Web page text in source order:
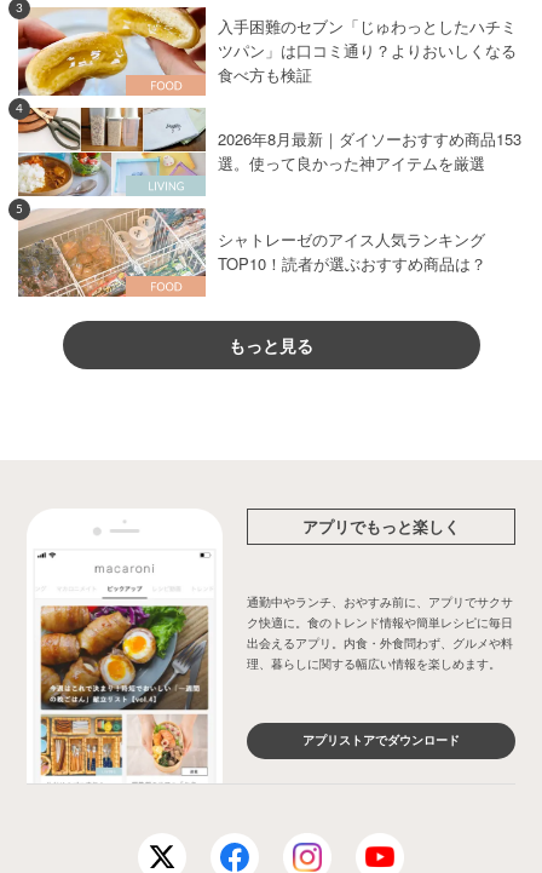
3
入手困難のセブン「じゅわっとしたハチミ
ツパン」は口コミ通り？よりおいしくなる
食べ方も検証
4
2026年8月最新｜ダイソーおすすめ商品153
選。使って良かった神アイテムを厳選
5
シャトレーゼのアイス人気ランキング
TOP10！読者が選ぶおすすめ商品は？
もっと見る
アプリでもっと楽しく
通勤中やランチ、おやすみ前に、アプリでサクサ
ク快適に。食のトレンド情報や簡単レシピに毎日
出会えるアプリ。内食・外食問わず、グルメや料
理、暮らしに関する幅広い情報を楽しめます。
アプリストアでダウンロード